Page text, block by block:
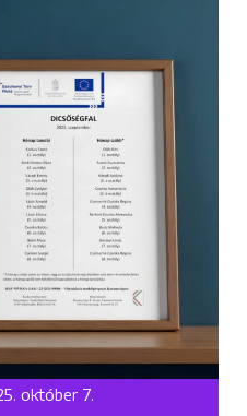
október 7.